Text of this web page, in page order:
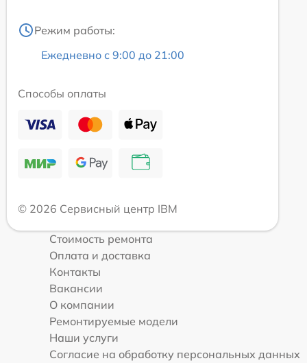
Режим работы:
Ежедневно с 9:00 до 21:00
Способы оплаты
© 2026 Сервисный центр IBM
Стоимость ремонта
Оплата и доставка
Контакты
Вакансии
О компании
Ремонтируемые модели
Наши услуги
Согласие на обработку персональных данных